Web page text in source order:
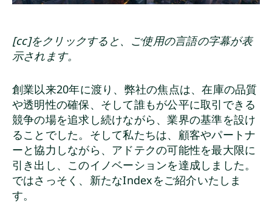
[cc]をクリックすると、ご使用の言語の字幕が表
示されます。
創業以来20年に渡り、弊社の焦点は、在庫の品質
や透明性の確保、そして誰もが公平に取引できる
競争の場を追求し続けながら、業界の基準を設け
ることでした。そして私たちは、顧客やパートナ
ーと協力しながら、アドテクの可能性を最大限に
引き出し、このイノベーションを達成しました。
ではさっそく、新たなIndexをご紹介いたしま
す。